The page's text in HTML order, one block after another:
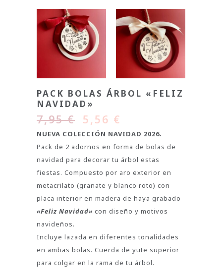
PACK BOLAS ÁRBOL «FELIZ
NAVIDAD»
7,95€ 5,56 €
NUEVA COLECCIÓN NAVIDAD 2026.
Pack de 2 adornos en forma de bolas de
navidad para decorar tu árbol estas
fiestas. Compuesto por aro exterior en
metacrilato (granate y blanco roto) con
placa interior en madera de haya grabado
«Feliz Navidad» con diseño y motivos
navideños.
Incluye lazada en diferentes tonalidades
en ambas bolas. Cuerda de yute superior
para colgar en la rama de tu árbol.